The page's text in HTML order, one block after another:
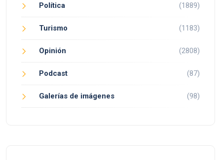
Política (1889)
Turismo (1183)
Opinión (2808)
Podcast (87)
Galerías de imágenes (98)